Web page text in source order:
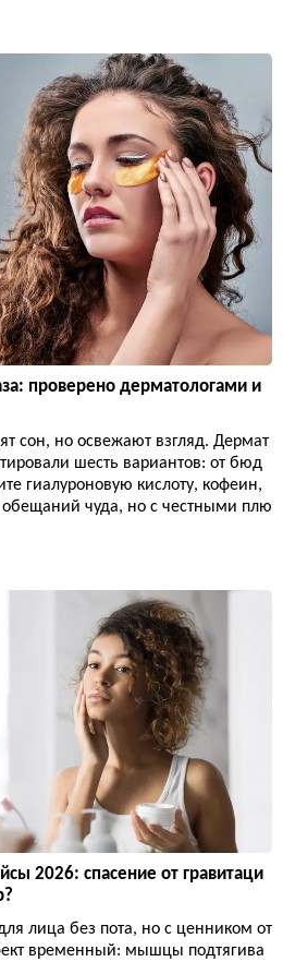
проверено дерматологами и
сон, но освежают взгляд. Дермат
шесть вариантов: от бюд
гиалуроновую кислоту, кофеин,
чуда, но с честными плю
2026: спасение от гравитаци
лица без пота, но с ценником от
временный: мышцы подтягива